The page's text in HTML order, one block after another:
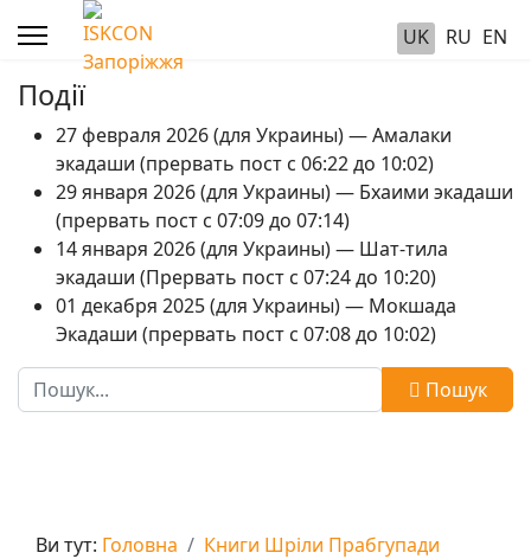
UK RU EN
Події
27 февраля 2026 (для Украины) — Амалаки
экадаши (прервать пост с 06:22 до 10:02)
29 января 2026 (для Украины) — Бхаими экадаши
(прервать пост с 07:09 до 07:14)
14 января 2026 (для Украины) — Шат-тила
экадаши (Прервать пост с 07:24 до 10:20)
01 декабря 2025 (для Украины) — Мокшада
Экадаши (прервать пост с 07:08 до 10:02)
Пошук
Пошук
Ви тут: Головна
Книги Шріли Прабгупади